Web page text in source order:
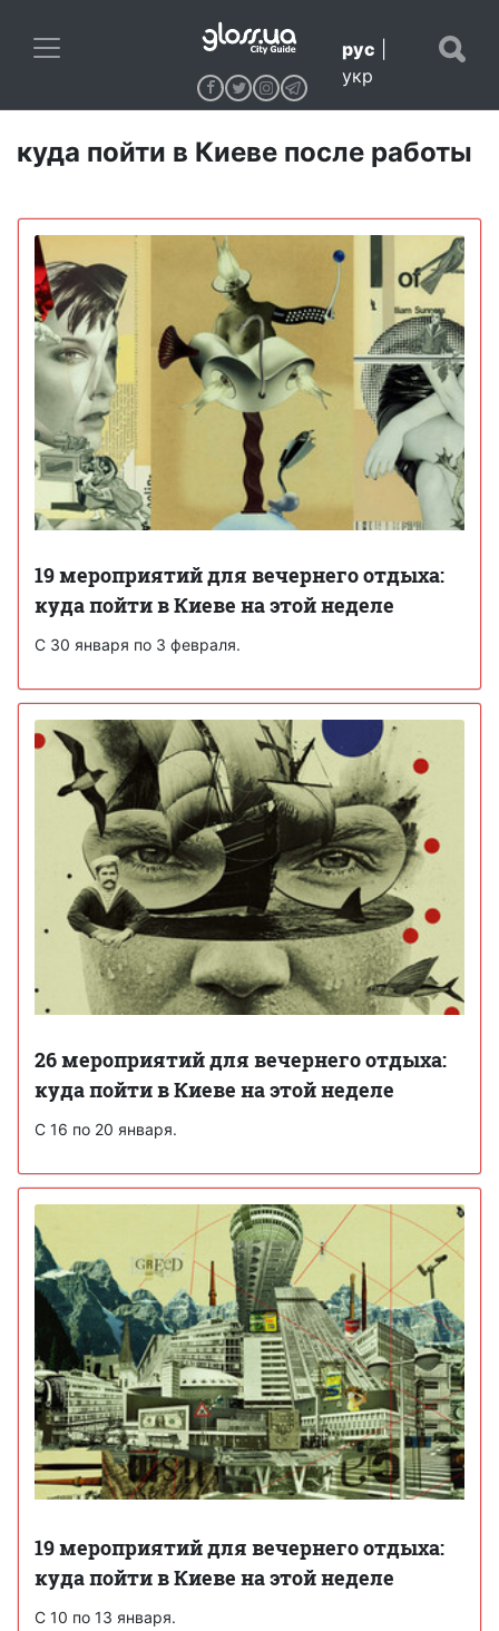
рус
укр
куда пойти в Киеве после работы
19 мероприятий для вечернего отдыха:
куда пойти в Киеве на этой неделе
С 30 января по 3 февраля.
26 мероприятий для вечернего отдыха:
куда пойти в Киеве на этой неделе
С 16 по 20 января.
19 мероприятий для вечернего отдыха:
куда пойти в Киеве на этой неделе
С 10 по 13 января.